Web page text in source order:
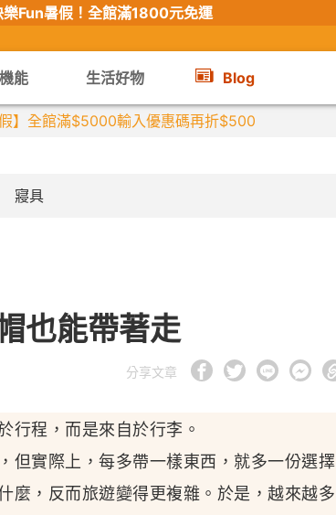
Fun暑假！ 全館滿1800元免運
能 生活好物 Blog
寢具
也能帶著走
分享文章
行程，而是來自於行李。
但實際上，每多帶一樣東西，就多一份選擇
麼，反而旅遊變得更複雜。於是，越來越多